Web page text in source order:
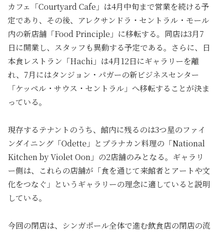
カフェ「Courtyard Cafe」は4月中旬まで営業を続ける予
定であり、その後、アレクサンドラ・セントラル・モール
内の新店舗「Food Principle」に移転する。同店は3月7
日に開業し、スタッフも異動する予定である。さらに、日
本食レストラン「Hachi」は4月12日にギャラリーを離
れ、7月にはタンジョン・パガーの新ビジネスセンター
「ケッペル・サウス・セントラル」へ移転することが決ま
っている。
現存するテナントのうち、館内に残るのは3つ星のファイ
ンダイニング「Odette」とプラナカン料理の「National
Kitchen by Violet Oon」の2店舗のみとなる。ギャラリ
ー側は、これらの店舗が「食を通じて来館者とアートや文
化をつなぐ」というギャラリーの理念に適していると説明
している。
今回の閉店は、シンガポール全体で進む飲食店の閉店の流